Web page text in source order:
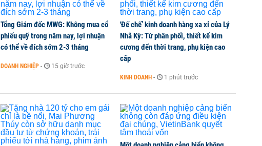
Tổng Giám đốc MWG: Không mua cổ
phiếu quỹ trong năm nay, lợi nhuận
có thể về đích sớm 2-3 tháng
DOANH NGHIỆP - 15 giờ trước
'Đế chế’ kinh doanh hàng xa xỉ của Lý
Nhã Kỳ: Từ phân phối, thiết kế kim
cương đến thời trang, phụ kiện cao
cấp
KINH DOANH - 1 phút trước